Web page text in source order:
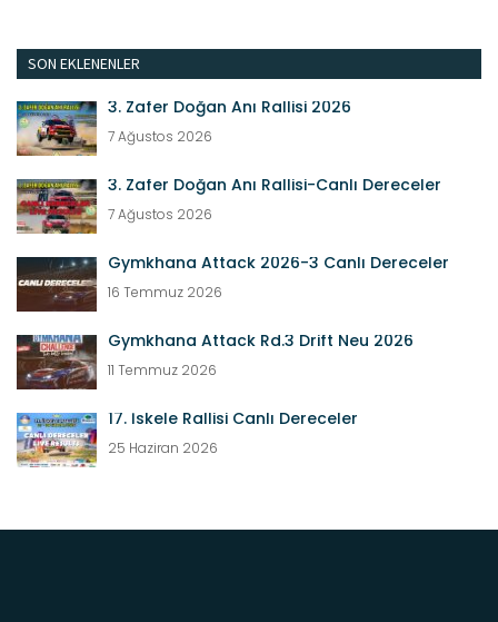
SON EKLENENLER
3. Zafer Doğan Anı Rallisi 2026
7 Ağustos 2026
3. Zafer Doğan Anı Rallisi-Canlı Dereceler
7 Ağustos 2026
Gymkhana Attack 2026-3 Canlı Dereceler
16 Temmuz 2026
Gymkhana Attack Rd.3 Drift Neu 2026
11 Temmuz 2026
17. İskele Rallisi Canlı Dereceler
25 Haziran 2026